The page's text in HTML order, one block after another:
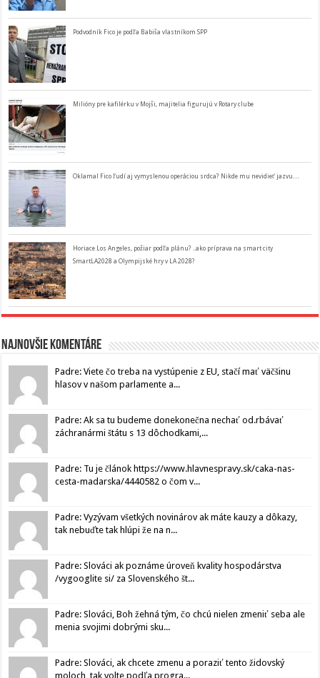
Podvodník Fico je podľa Babiša vlastníkom SPP
Milióny pre kafilérku v Mojši, majitelia figurujú v Rotary clube
Oklamal Fico ľudí aj vymyslenou operáciou srdca? Nikde mu nevidieť jazvu…
Horiace Los Angeles, požiar podľa plánu? ..ako príprava na smart city
SmartLA2028 a Olympijské hry v LA 2028?
Najnovšie komentáre
Padre: Viete čo treba na vystúpenie z EU, stačí mať väčšinu
hlasov v našom parlamente a...
Padre: Ak sa tu budeme donekonečna nechať od.rbávať
záchranármi štátu s 13 dôchodkami,...
Padre: Tu je článok https://www.hlavnespravy.sk/caka-nas-
cesta-madarska/4440582 o čom v...
Padre: Vyzývam všetkých novinárov ak máte kauzy a dôkazy,
tak nebuďte tak hlúpi že na n...
Padre: Slováci ak poznáme úroveň kvality hospodárstva
/vygooglite si/ za Slovenského št...
Padre: Slováci, Boh žehná tým, čo chcú nielen zmeniť seba ale
menia svojimi dobrými sku...
Padre: Slováci, ak chcete zmenu a poraziť tento židovský
moloch, tak volte podľa progra...